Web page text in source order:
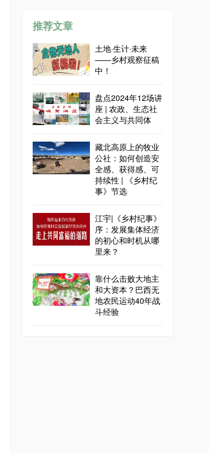
推荐文章
土地·生计·未来
——乡村观察征稿
中！
盘点2024年12场讲
座 | 农政、生态社
会主义与共同体
藏北高原上的牧业
公社：如何创造安
全感、获得感、可
持续性 | 《乡村纪
事》节选
江宇|《乡村纪事》
序：发展集体经济
的初心和时机从哪
里来？
靠什么击败大地主
和大资本？巴西无
地农民运动40年战
斗经验